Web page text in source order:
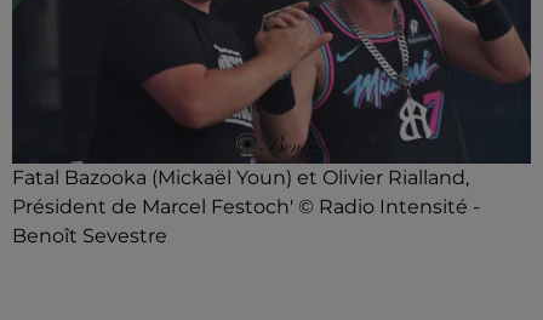
Fatal Bazooka (Mickaël Youn) et Olivier Rialland,
Président de Marcel Festoch' © Radio Intensité -
Benoît Sevestre